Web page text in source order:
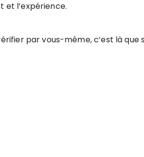
et l’expérience.
par vous-même, c’est là